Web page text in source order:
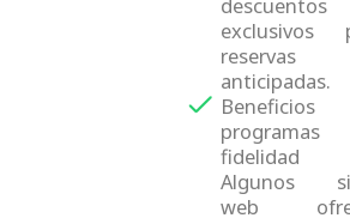
exclusivos
reservas
anticipadas.
fidelidad
Algunos
web